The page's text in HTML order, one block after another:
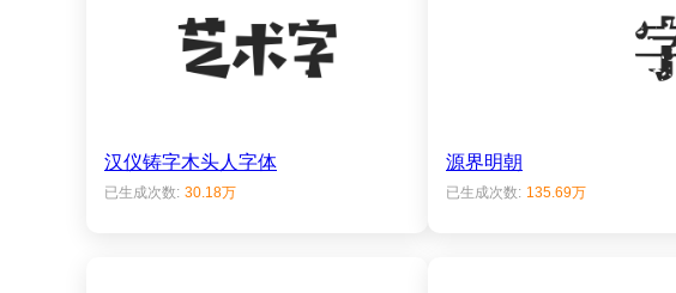
汉仪铸字木头人字体
已生成次数: 30.18万
源界明朝
已生成次数: 135.69万